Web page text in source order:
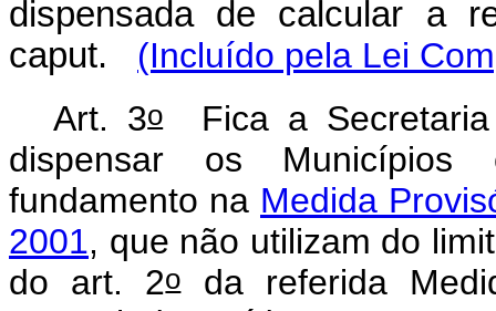
dispensada de calcular a
caput. (Incluído pela Lei
Art. 3oFica a Secretaria
dispensar os Municípios
fundamento na Medida
2001, que não utilizam do
do art. 2oda referida